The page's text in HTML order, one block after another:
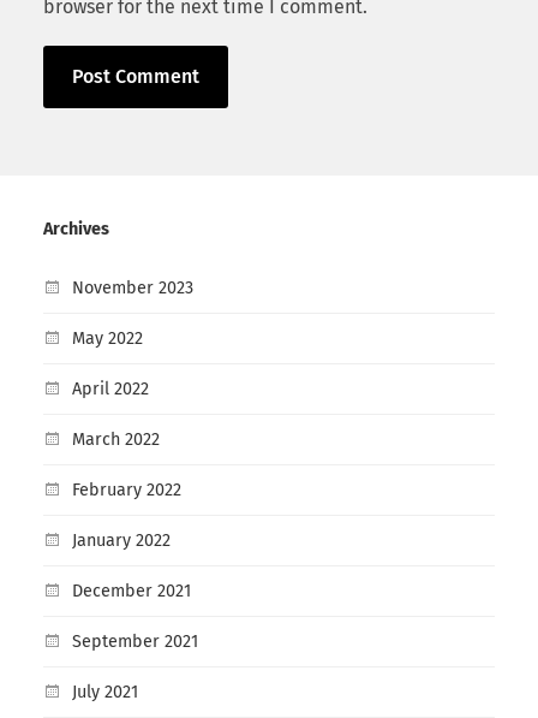
browser for the next time I comment.
Archives
November 2023
May 2022
April 2022
March 2022
February 2022
January 2022
December 2021
September 2021
July 2021